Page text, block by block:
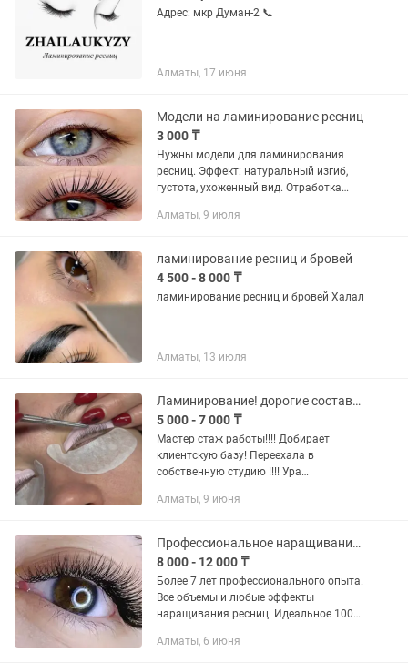
Адрес: мкр Думан-2 📞
Алматы, 17 июня
Модели на ламинирование ресниц
3 000 ₸
Нужны модели для ламинирования
ресниц. Эффект: натуральный изгиб,
густота, ухоженный вид. Отработка
Алматы, Турксибский район. Для
Алматы, 9 июля
ламинирование ресниц и бровей
4 500 - 8 000 ₸
ламинирование ресниц и бровей Халал
Алматы, 13 июля
Ламинирование! дорогие составы! Техника без поврежд.краска лечение ,ботокс
5 000 - 7 000 ₸
Мастер стаж работы!!!! Добирает
клиентскую базу! Переехала в
собственную студию !!!! Ура
Дорогие составы Любой изгиб !!! Стаж
Алматы, 9 июня
Профессиональное наращивание ресниц. Ламинирование ресниц и бровей,покраска
8 000 - 12 000 ₸
Более 7 лет профессионального опыта.
Все объемы и любые эффекты
наращивания ресниц. Идеальное 100%
с правильным отступом.
Алматы, 6 июня